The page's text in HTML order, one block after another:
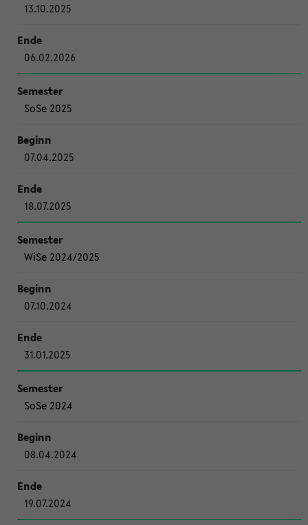
13.10.2025
06.02.2026
SoSe 2025
07.04.2025
18.07.2025
WiSe 2024/2025
07.10.2024
31.01.2025
SoSe 2024
08.04.2024
19.07.2024